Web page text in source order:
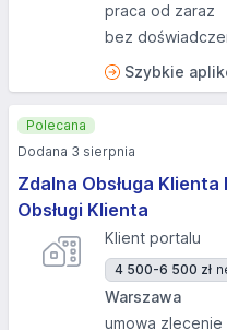
praca od zaraz
bez
Szybkie
Zdalna Obsługa
Obsługi Klienta
Klient portalu
4 500-6 500 zł
Warszawa
umowa zlecenie
Polecana
Dodana 3 sierpnia